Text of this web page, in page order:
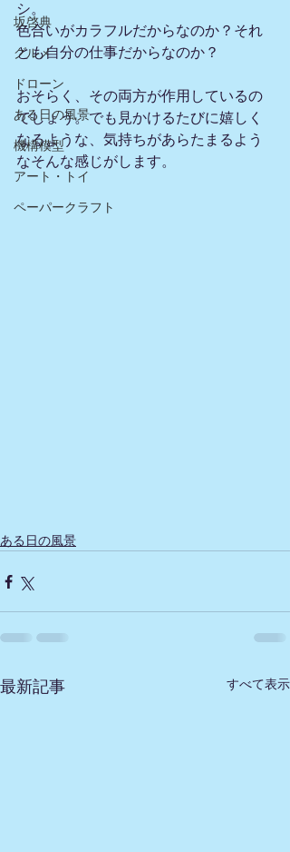
坂啓典
グルメ
ドローン
ある日の風景
機構模型
アート・トイ
ペーパークラフト
シ。
色合いがカラフルだからなのか？それ
とも自分の仕事だからなのか？
おそらく、その両方が作用しているの
でしょう。でも見かけるたびに嬉しく
なるような、気持ちがあらたまるよう
なそんな感じがします。
ある日の風景
最新記事 すべて表示